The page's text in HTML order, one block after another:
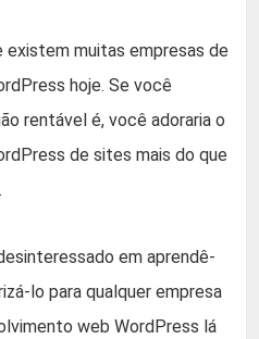
existem muitas empresas de
hoje. Se você
rentável é, você adoraria o
de sites mais do que
em aprendê-
lo para qualquer empresa
web WordPress lá